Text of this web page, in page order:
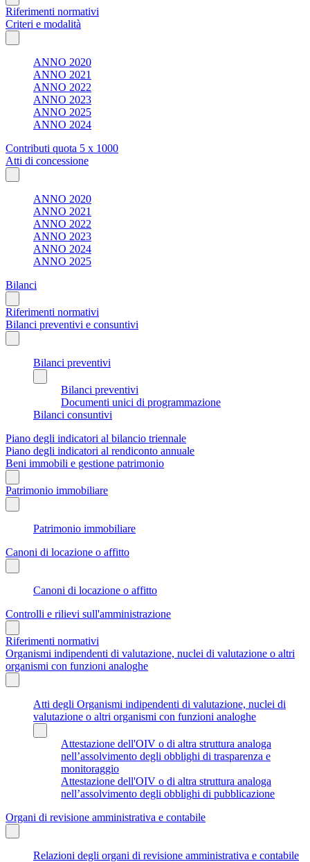
Riferimenti normativi
Criteri e modalità
ANNO 2020
ANNO 2021
ANNO 2022
ANNO 2023
ANNO 2025
ANNO 2024
Contributi quota 5 x 1000
Atti di concessione
ANNO 2020
ANNO 2021
ANNO 2022
ANNO 2023
ANNO 2024
ANNO 2025
Bilanci
Riferimenti normativi
Bilanci preventivi e consuntivi
Bilanci preventivi
Bilanci preventivi
Documenti unici di programmazione
Bilanci consuntivi
Piano degli indicatori al bilancio triennale
Piano degli indicatori al rendiconto annuale
Beni immobili e gestione patrimonio
Patrimonio immobiliare
Patrimonio immobiliare
Canoni di locazione o affitto
Canoni di locazione o affitto
Controlli e rilievi sull'amministrazione
Riferimenti normativi
Organismi indipendenti di valutazione, nuclei di valutazione o altri
organismi con funzioni analoghe
Atti degli Organismi indipendenti di valutazione, nuclei di
valutazione o altri organismi con funzioni analoghe
Attestazione dell'OIV o di altra struttura analoga
nell’assolvimento degli obblighi di trasparenza e
monitoraggio
Attestazione dell'OIV o di altra struttura analoga
nell’assolvimento degli obblighi di pubblicazione
Organi di revisione amministrativa e contabile
Relazioni degli organi di revisione amministrativa e contabile